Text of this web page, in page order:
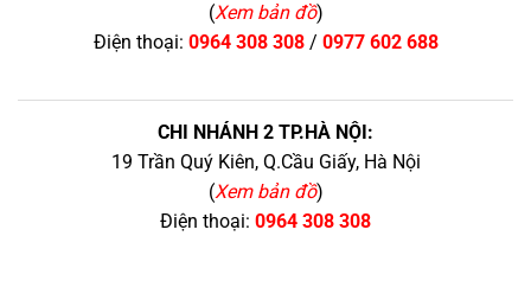
(Xem bản đồ)
Điện thoại: 0964 308 308/ 0977 602 688
CHI NHÁNH 2 TP.HÀ NỘI:
19 Trần Quý Kiên, Q.Cầu Giấy, Hà Nội
(Xem bản đồ)
Điện thoại: 0964 308 308